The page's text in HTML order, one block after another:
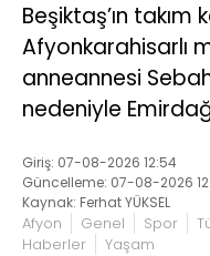
Beşiktaş’ın takım
Afyonkarahisarlı
anneannesi
nedeniyle
Giriş: 07-08-2026 12:54
Güncelleme: 07-08-2026
Kaynak: Ferhat YÜKSEL
Afyon Genel Spor
Haberler
Yaşam